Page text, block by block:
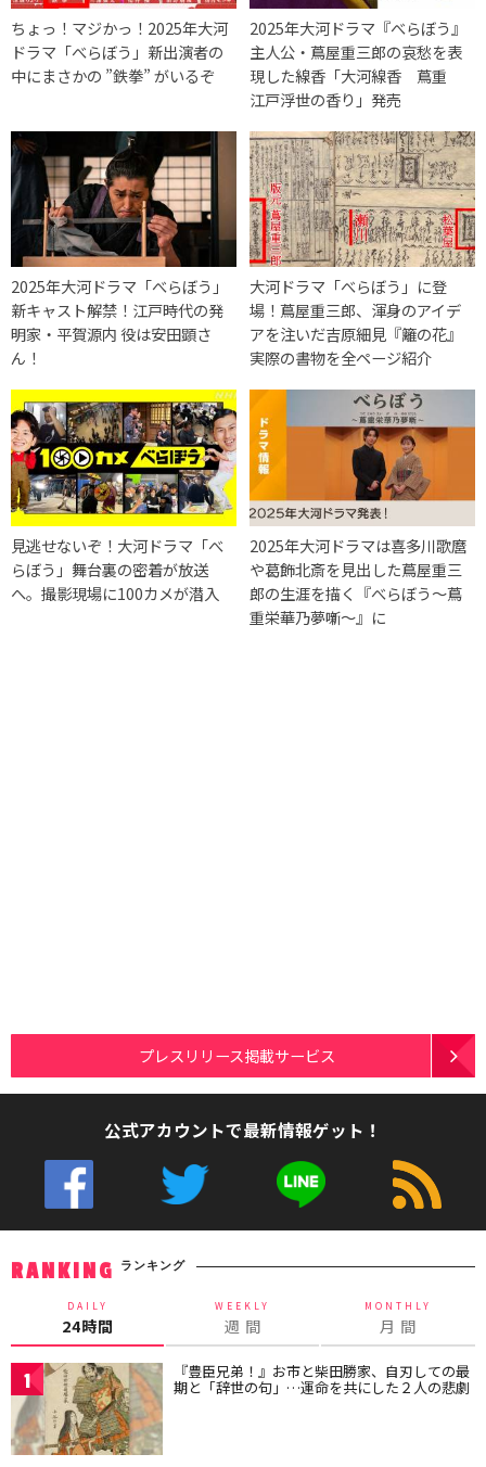
ちょっ！マジかっ！2025年大河
ドラマ「べらぼう」新出演者の
中にまさかの ”鉄拳” がいるぞ
2025年大河ドラマ『べらぼう』
主人公・蔦屋重三郎の哀愁を表
現した線香「大河線香 蔦重
江戸浮世の香り」発売
2025年大河ドラマ「べらぼう」
新キャスト解禁！江戸時代の発
明家・平賀源内 役は安田顕さ
ん！
大河ドラマ「べらぼう」に登
場！蔦屋重三郎、渾身のアイデ
アを注いだ吉原細見『籬の花』
実際の書物を全ページ紹介
見逃せないぞ！大河ドラマ「べ
らぼう」舞台裏の密着が放送
へ。撮影現場に100カメが潜入
2025年大河ドラマは喜多川歌麿
や葛飾北斎を見出した蔦屋重三
郎の生涯を描く『べらぼう〜蔦
重栄華乃夢噺〜』に
プレスリリース掲載サービス
公式アカウントで最新情報ゲット！
RANKING ランキング
DAILY
24時間
WEEKLY
週 間
MONTHLY
月 間
1 『豊臣兄弟！』お市と柴田勝家、自刃しての最
期と「辞世の句」…運命を共にした２人の悲劇